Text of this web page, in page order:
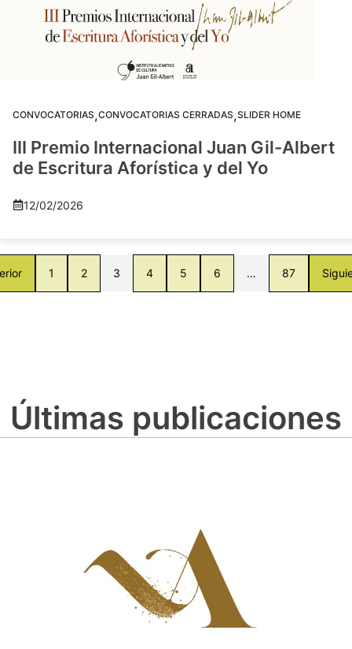
CONVOCATORIAS,CONVOCATORIAS CERRADAS,SLIDER HOME
III Premio Internacional Juan Gil-Albert
de Escritura Aforística y del Yo
12/02/2026
1 2 3 4 5 6 … 87
Últimas publicaciones